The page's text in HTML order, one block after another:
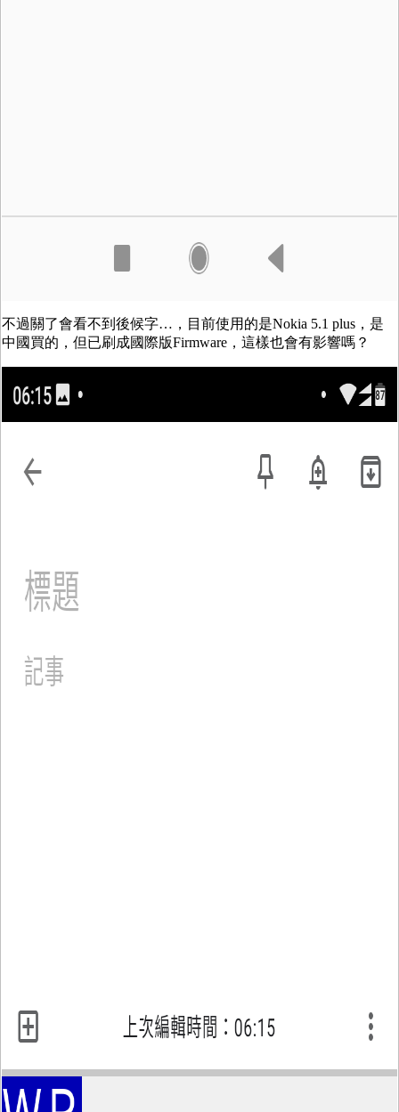
不過關了會看不到後候字…，目前使用的是Nokia 5.1 plus，是
中國買的，但已刷成國際版Firmware，這樣也會有影響嗎？